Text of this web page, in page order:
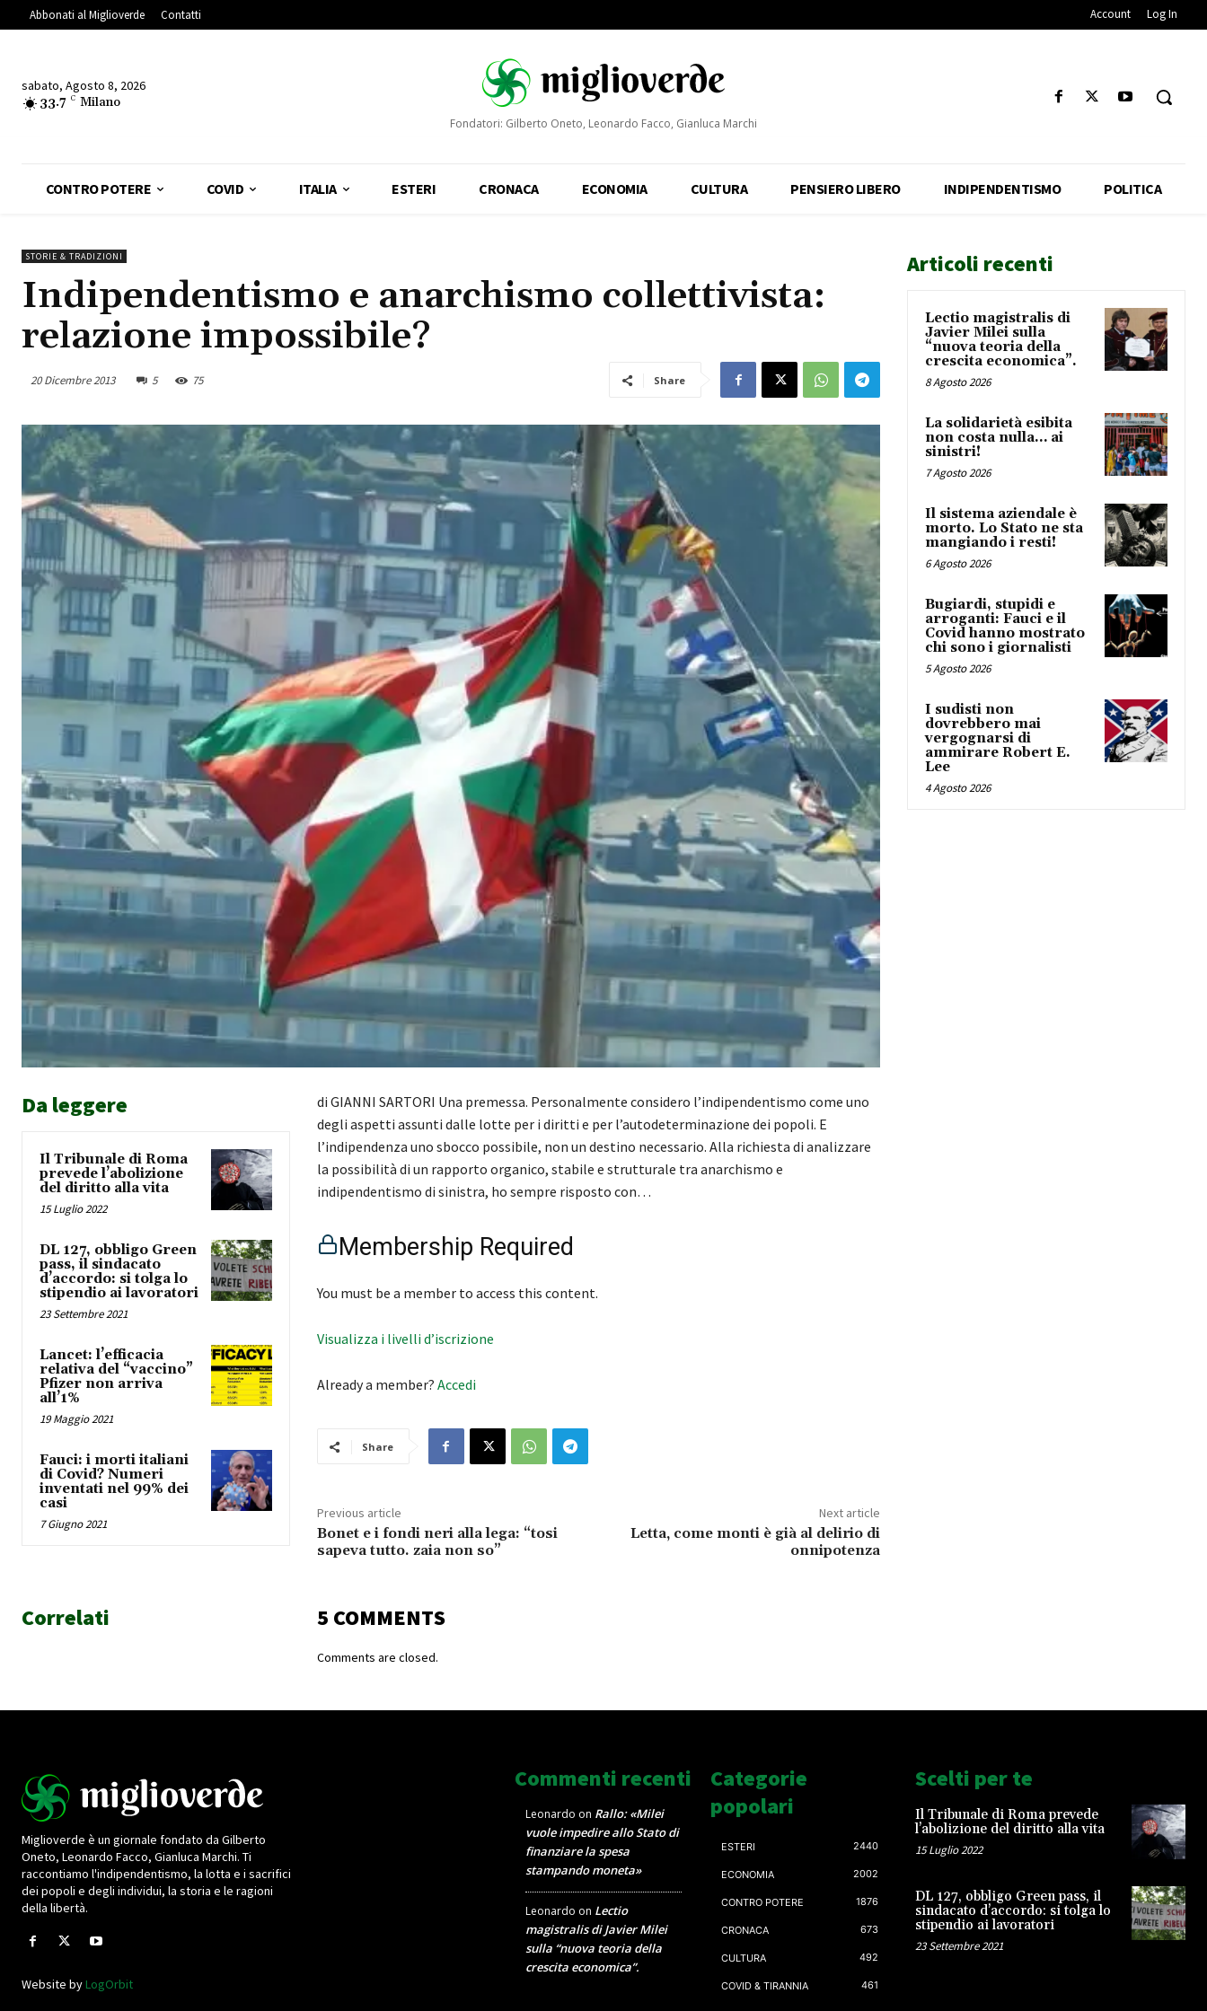
Abbonati al Miglioverde Contatti Account Log In
sabato, Agosto 8, 2026
33.7 C Milano
Fondatori: Gilberto Oneto, Leonardo Facco, Gianluca Marchi
CONTRO POTERE COVID ITALIA ESTERI CRONACA ECONOMIA CULTURA PENSIERO LIBERO INDIPENDENTISMO POLITICA
STORIE & TRADIZIONI
Indipendentismo e anarchismo collettivista:
relazione impossibile?
20 Dicembre 2013 5 75 Share
Da leggere
Il Tribunale di Roma
prevede l’abolizione
del diritto alla vita
15 Luglio 2022
DL 127, obbligo Green
pass, il sindacato
d’accordo: si tolga lo
stipendio ai lavoratori
23 Settembre 2021
Lancet: l’efficacia
relativa del “vaccino”
Pfizer non arriva
all’1%
19 Maggio 2021
Fauci: i morti italiani
di Covid? Numeri
inventati nel 99% dei
casi
7 Giugno 2021
di GIANNI SARTORI Una premessa. Personalmente considero l’indipendentismo come uno
degli aspetti assunti dalle lotte per i diritti e per l’autodeterminazione dei popoli. E
l’indipendenza uno sbocco possibile, non un destino necessario. Alla richiesta di analizzare
la possibilità di un rapporto organico, stabile e strutturale tra anarchismo e
indipendentismo di sinistra, ho sempre risposto con…
Membership Required
You must be a member to access this content.
Visualizza i livelli d’iscrizione
Already a member? Accedi
Share
Previous article
Bonet e i fondi neri alla lega: “tosi
sapeva tutto. zaia non so”
Next article
Letta, come monti è già al delirio di
onnipotenza
Correlati 5 COMMENTS
Comments are closed.
Articoli recenti
Lectio magistralis di
Javier Milei sulla
“nuova teoria della
crescita economica”.
8 Agosto 2026
La solidarietà esibita
non costa nulla… ai
sinistri!
7 Agosto 2026
Il sistema aziendale è
morto. Lo Stato ne sta
mangiando i resti!
6 Agosto 2026
Bugiardi, stupidi e
arroganti: Fauci e il
Covid hanno mostrato
chi sono i giornalisti
5 Agosto 2026
I sudisti non
dovrebbero mai
vergognarsi di
ammirare Robert E.
Lee
4 Agosto 2026
Miglioverde è un giornale fondato da Gilberto
Oneto, Leonardo Facco, Gianluca Marchi. Ti
raccontiamo l'indipendentismo, la lotta e i sacrifici
dei popoli e degli individui, la storia e le ragioni
della libertà.
Website byLogOrbit
Commenti recenti
Leonardo on Rallo: «Milei
vuole impedire allo Stato di
finanziare la spesa
stampando moneta»
Leonardo on Lectio
magistralis di Javier Milei
sulla “nuova teoria della
crescita economica”.
Categorie
popolari
ESTERI 2440
ECONOMIA 2002
CONTRO POTERE 1876
CRONACA 673
CULTURA 492
COVID & TIRANNIA 461
Scelti per te
Il Tribunale di Roma prevede
l’abolizione del diritto alla vita
15 Luglio 2022
DL 127, obbligo Green pass, il
sindacato d’accordo: si tolga lo
stipendio ai lavoratori
23 Settembre 2021